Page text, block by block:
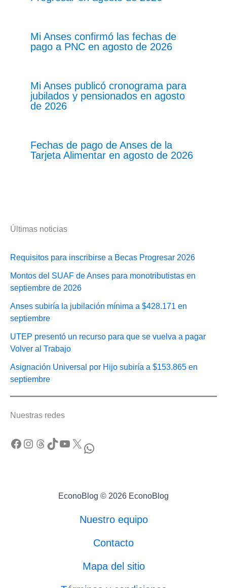
Mi Anses confirmó las fechas de
pago a PNC en agosto de 2026
Mi Anses publicó cronograma para
jubilados y pensionados en agosto
de 2026
Fechas de pago de Anses de la
Tarjeta Alimentar en agosto de 2026
Últimas noticias
Requisitos para inscribirse a Becas Progresar 2026
Montos del SUAF de Anses para monotributistas en
septiembre de 2026
Anses subiría la jubilación mínima a $428.171 en
septiembre
UTEP presentó un recurso para que se vuelva a pagar
Volver al Trabajo
Asignación Universal por Hijo subiría a $153.865 en
septiembre
Nuestras redes
Facebook Instagram Threads TikTok YouTube X WhatsApp
EconoBlog © 2026 EconoBlog
Nuestro equipo
Contacto
Mapa del sitio